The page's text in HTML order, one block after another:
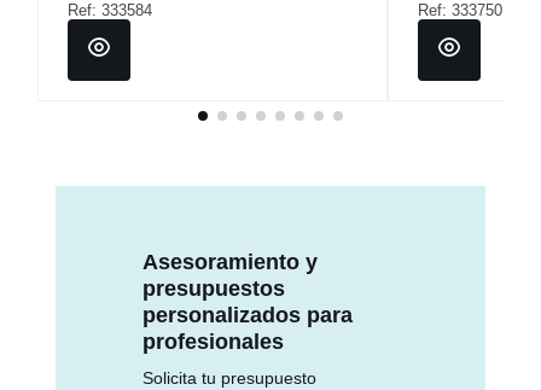
Ref: 333584 Ref: 333750
Asesoramiento y
presupuestos
personalizados para
profesionales
Solicita tu presupuesto